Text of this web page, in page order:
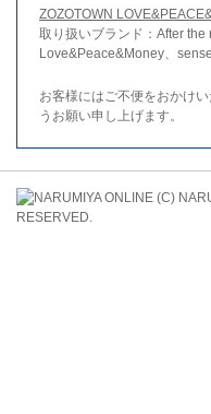
ZOZOTOWN
取り扱いブランド：After the
Love&Peace&Money、
お客様にはご不便をおかけ
うお願い申し上げます。